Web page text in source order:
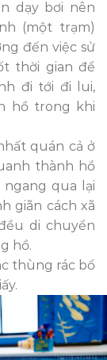
dạy bơi nên
(một trạm)
đến việc sử
thời gian để
đi tới đi lui,
hồ trong khi
quán cả ở
thành hồ
ngang qua lại
giãn cách xã
di chuyển
hồ.
thùng rác bổ